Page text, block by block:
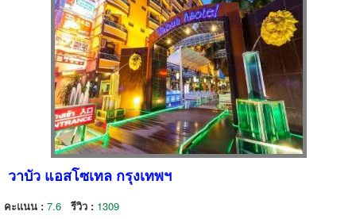
วาบัว แอสโซเทล กรุงเทพฯ
คะแนน : 7.6 รีวิว : 1309